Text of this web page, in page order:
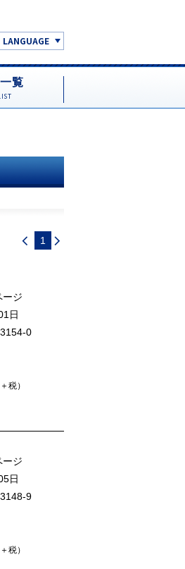
LANGUAGE
覧
1
ージ
日
0
税）
ージ
日
9
税）